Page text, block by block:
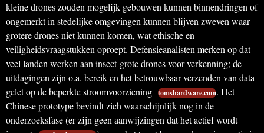
kleine drones zouden mogelijk gebouwen kunnen binnendringen of
ongemerkt in stedelijke omgevingen kunnen blijven zweven waar
grotere drones niet kunnen komen, wat ethische en
veiligheidsvraagstukken oproept. Defensieanalisten merken op dat
veel landen werken aan insect-grote drones voor verkenning; de
uitdagingen zijn o.a. bereik en het betrouwbaar verzenden van data
gelet op de beperkte stroomvoorziening tomshardware.com. Het
Chinese prototype bevindt zich waarschijnlijk nog in de
onderzoeksfase (er zijn geen aanwijzingen dat het actief wordt